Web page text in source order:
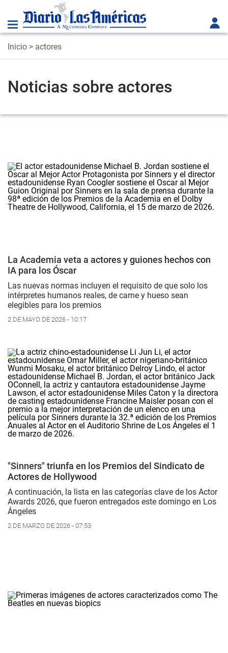
Inicio > actores
Noticias sobre actores
La Academia veta a actores y guiones hechos con
IA para los Óscar
Las nuevas normas incluyen el requisito de que solo los
intérpretes humanos reales, de carne y hueso sean
elegibles para los premios
2 DE MAYO DE 2026 - 10:17
"Sinners" triunfa en los Premios del Sindicato de
Actores de Hollywood
A continuación, la lista en las categorías clave de los Actor
Awards 2026, que fueron entregados este domingo en Los
Ángeles
2 DE MARZO DE 2026 - 07:53